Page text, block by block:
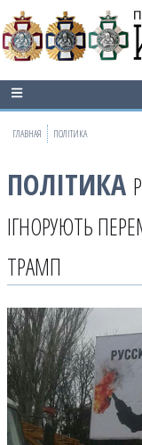
ГЛАВНАЯ ПОЛІТИКА
ПОЛІТИКА
ІГНОРУЮТЬ
ТРАМП